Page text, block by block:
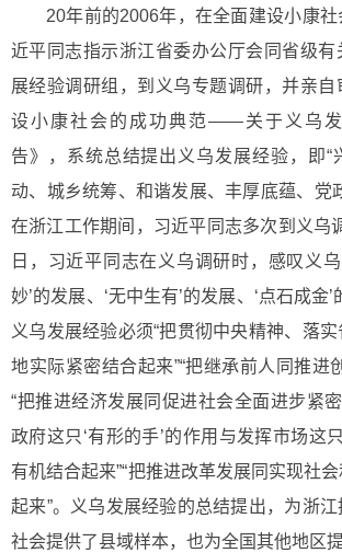
20年前的2006年，在全面建设小康
近平同志指示浙江省委办公厅会同省级有
展经验调研组，到义乌专题调研，并亲自
设小康社会的成功典范——关于义乌
告》，系统总结提出义乌发展经验，即“
动、城乡统筹、和谐发展、丰厚底蕴、党
在浙江工作期间，习近平同志多次到义乌
日，习近平同志在义乌调研时，感叹义乌
妙’的发展、‘无中生有’的发展、‘点石成金
义乌发展经验必须“把贯彻中央精神、落
地实际紧密结合起来”“把继承前人同推进
“把推进经济发展同促进社会全面进步紧
政府这只‘有形的手’的作用与发挥市场这
有机结合起来”“把推进改革发展同实现社
起来”。义乌发展经验的总结提出，为浙
社会提供了县域样本，也为全国其他地区